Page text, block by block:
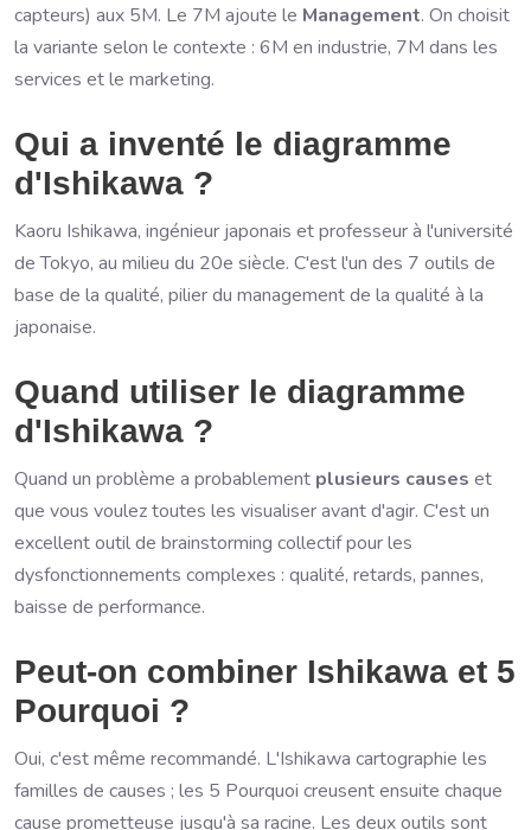
capteurs) aux 5M. Le 7M ajoute le Management. On choisit
la variante selon le contexte : 6M en industrie, 7M dans les
services et le marketing.
Qui a inventé le diagramme
d'Ishikawa ?
Kaoru Ishikawa, ingénieur japonais et professeur à l'université
de Tokyo, au milieu du 20e siècle. C'est l'un des 7 outils de
base de la qualité, pilier du management de la qualité à la
japonaise.
Quand utiliser le diagramme
d'Ishikawa ?
Quand un problème a probablement plusieurs causes et
que vous voulez toutes les visualiser avant d'agir. C'est un
excellent outil de brainstorming collectif pour les
dysfonctionnements complexes : qualité, retards, pannes,
baisse de performance.
Peut-on combiner Ishikawa et 5
Pourquoi ?
Oui, c'est même recommandé. L'Ishikawa cartographie les
familles de causes ; les 5 Pourquoi creusent ensuite chaque
cause prometteuse jusqu'à sa racine. Les deux outils sont